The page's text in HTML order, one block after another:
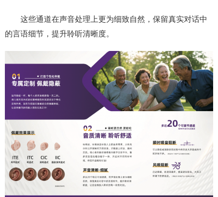
这些通道在声音处理上更为细致自然，保留真实对话中
的言语细节，提升聆听清晰度。